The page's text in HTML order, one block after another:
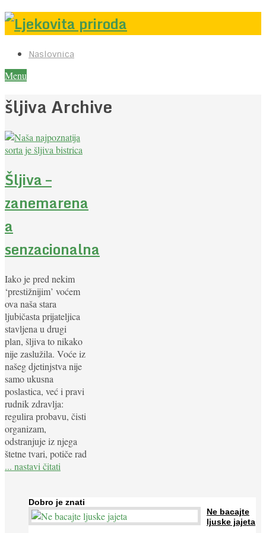
Naslovnica
Menu
šljiva Archive
Šljiva –
zanemarena
a
senzacionalna
Iako je pred nekim
‘prestižnijim’ voćem
ova naša stara
ljubičasta prijateljica
stavljena u drugi
plan, šljiva to nikako
nije zaslužila. Voće iz
našeg djetinjstva nije
samo ukusna
poslastica, već i pravi
rudnik zdravlja:
regulira probavu, čisti
organizam,
odstranjuje iz njega
štetne tvari, potiče rad
... nastavi čitati
Dobro je znati
Ne bacajte
ljuske jajeta